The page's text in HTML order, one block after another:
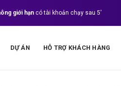
giới hạncó tài khoản chạy sau 5'
DỰ ÁN HỖ TRỢ KHÁCH HÀNG